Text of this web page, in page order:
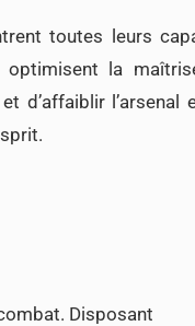
toutes leurs
optimisent la
l’arsenal
Disposant